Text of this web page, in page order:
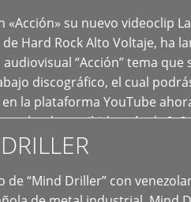
«Acción» su nuevo videoclip
Hard Rock Alto Voltaje, ha
“Acción” tema que
discográfico, el cual
la plataforma YouTube
ya ha recibido más de […]
de “Mind Driller” con